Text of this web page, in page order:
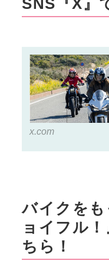
x.com
バイクを
ョイフル
ちら！